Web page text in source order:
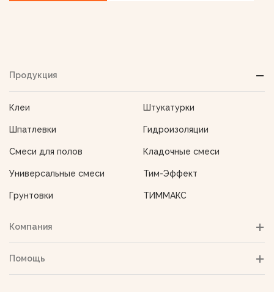
Продукция
Клеи Штукатурки
Шпатлевки Гидроизоляции
Смеси для полов Кладочные смеси
Универсальные смеси Тим-Эффект
Грунтовки ТИММАКС
Компания
Помощь